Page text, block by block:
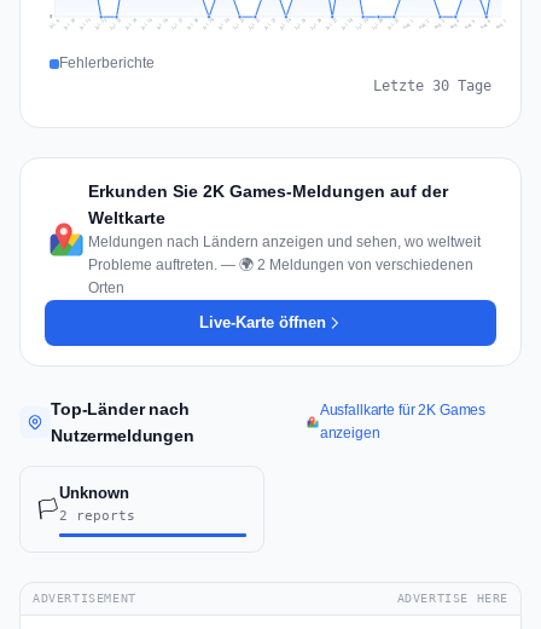
Jul 9 Jul 10 Jul 11 Jul 12 Jul 13 Jul 14 Jul 15 Jul 16 Jul 17 Jul 18 Jul 19 Jul 20 Jul 21 Jul 22 Jul 23 Jul 24 Jul 25 Jul 26 Jul 27 Jul 28 Jul 29 Jul 30 Jul 31 Aug 1 Aug 2 Aug 3 Aug 4 Aug 5 Aug 6 Aug 7
Fehlerberichte
Letzte 30 Tage
Erkunden Sie 2K Games-Meldungen auf der
Weltkarte
Meldungen nach Ländern anzeigen und sehen, wo weltweit
Probleme auftreten. — 🌍 2 Meldungen von verschiedenen
Orten
Live-Karte öffnen
Top-Länder nach
Nutzermeldungen
Ausfallkarte für 2K Games
anzeigen
🏳️
Unknown
2 reports
ADVERTISEMENT ADVERTISE HERE